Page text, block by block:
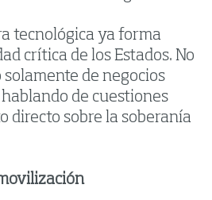
tecnológica ya forma
crítica de los Estados. No
de negocios
de cuestiones
directo sobre la soberanía